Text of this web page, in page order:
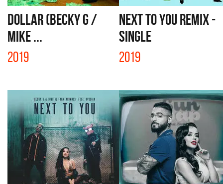
DOLLAR (BECKY G /
MIKE ...
2019
NEXT TO YOU REMIX -
SINGLE
2019